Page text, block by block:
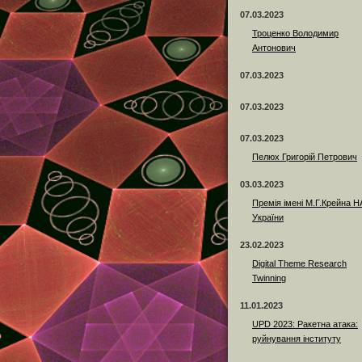
07.03.2023
Троценко Володимир
Антонович
07.03.2023
07.03.2023
07.03.2023
Пелюх Григорій Петрович
03.03.2023
Премія імені М.Г.Крейна
України
23.02.2023
Digital Theme Research
Twinning
11.01.2023
UPD 2023: Ракетна атака:
руйнування інституту